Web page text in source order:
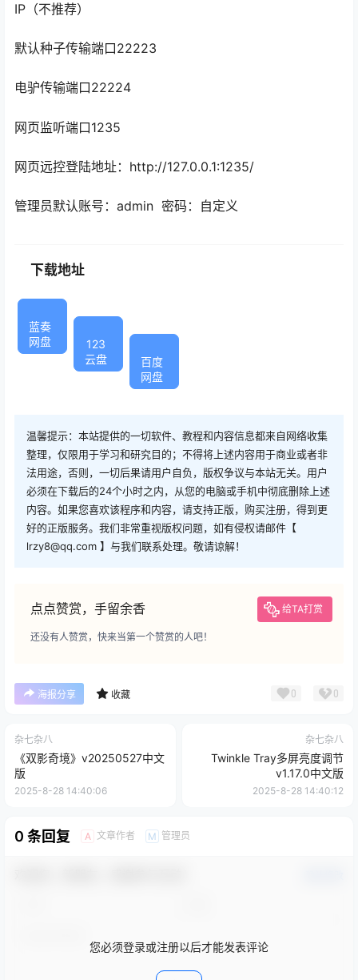
IP（不推荐）
默认种子传输端口22223
电驴传输端口22224
网页监听端口1235
网页远控登陆地址：http://127.0.0.1:1235/
管理员默认账号：admin 密码：自定义
下载地址
蓝奏
网盘
123
云盘
百度
网盘
温馨提示：本站提供的一切软件、教程和内容信息都来自网络收集
整理，仅限用于学习和研究目的；不得将上述内容用于商业或者非
法用途，否则，一切后果请用户自负，版权争议与本站无关。用户
必须在下载后的24个小时之内，从您的电脑或手机中彻底删除上述
内容。如果您喜欢该程序和内容，请支持正版，购买注册，得到更
好的正版服务。我们非常重视版权问题，如有侵权请邮件【
lrzy8@qq.com 】与我们联系处理。敬请谅解！
点点赞赏，手留余香 给TA打赏
还没有人赞赏，快来当第一个赞赏的人吧！
海报分享 收藏 0 0
杂七杂八
《双影奇境》v20250527中文
版
2025-8-28 14:40:06
杂七杂八
Twinkle Tray多屏亮度调节
v1.17.0中文版
2025-8-28 14:40:12
0 条回复 A 文章作者 M 管理员
您必须登录或注册以后才能发表评论